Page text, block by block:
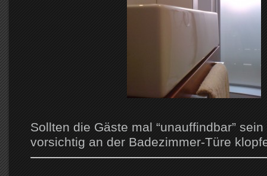
Sollten die Gäste mal “unauffindbar”
vorsichtig an der Badezimmer-Türe